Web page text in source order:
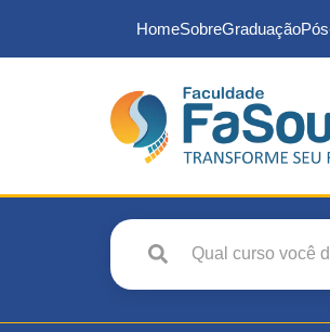
HomeSobreGraduação